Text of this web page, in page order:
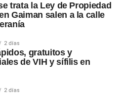
trata la Ley de Propiedad
Gaiman salen a la calle
2 días
gratuitos y
de VIH y sífilis en
2 días